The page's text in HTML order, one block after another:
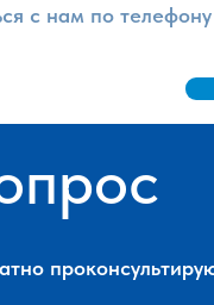
с нам по телефону